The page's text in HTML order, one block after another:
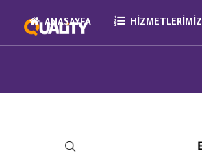
ANASAYFA HIZMETLERIMIZ